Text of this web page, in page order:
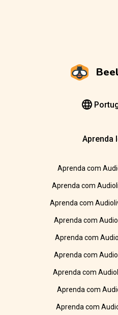
Aprenda
Aprenda com
Aprenda com
Aprenda com
Aprenda com
Aprenda com
Aprenda com
Aprenda com
Aprenda com
Aprenda com